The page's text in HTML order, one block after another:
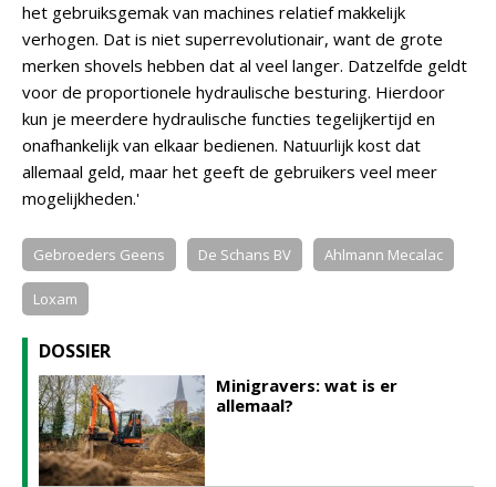
het gebruiksgemak van machines relatief makkelijk
verhogen. Dat is niet superrevolutionair, want de grote
merken shovels hebben dat al veel langer. Datzelfde geldt
voor de proportionele hydraulische besturing. Hierdoor
kun je meerdere hydraulische functies tegelijkertijd en
onafhankelijk van elkaar bedienen. Natuurlijk kost dat
allemaal geld, maar het geeft de gebruikers veel meer
mogelijkheden.'
Gebroeders Geens De Schans BV Ahlmann Mecalac
Loxam
DOSSIER
Minigravers: wat is er
allemaal?